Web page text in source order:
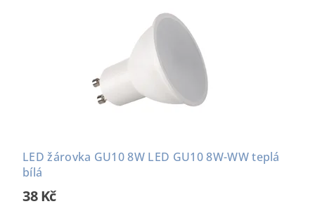
LED žárovka GU10 8W LED GU10 8W-WW teplá
bílá
38 Kč